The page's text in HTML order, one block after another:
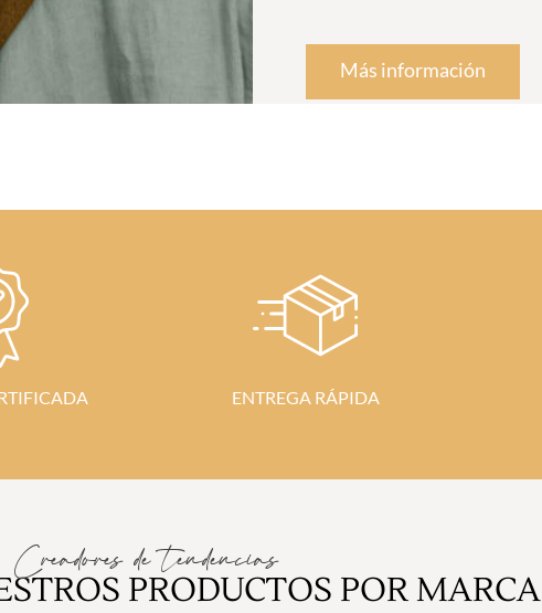
Más información
ENTREGA RÁPIDA
Creadores de tendencias
PRODUCTOS POR MARCA